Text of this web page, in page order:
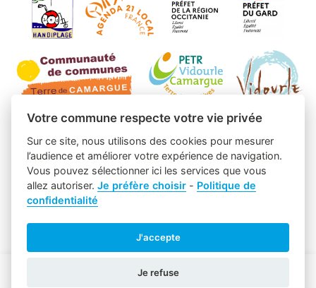
Votre commune respecte votre vie privée
Sur ce site, nous utilisons des cookies pour mesurer
l’audience et améliorer votre expérience de navigation.
Vous pouvez sélectionner ici les services que vous
allez autoriser.Je préfère choisir - Politique de
confidentialité
J'accepte
Je refuse